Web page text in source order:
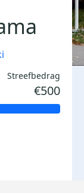
Streefbedrag
€500